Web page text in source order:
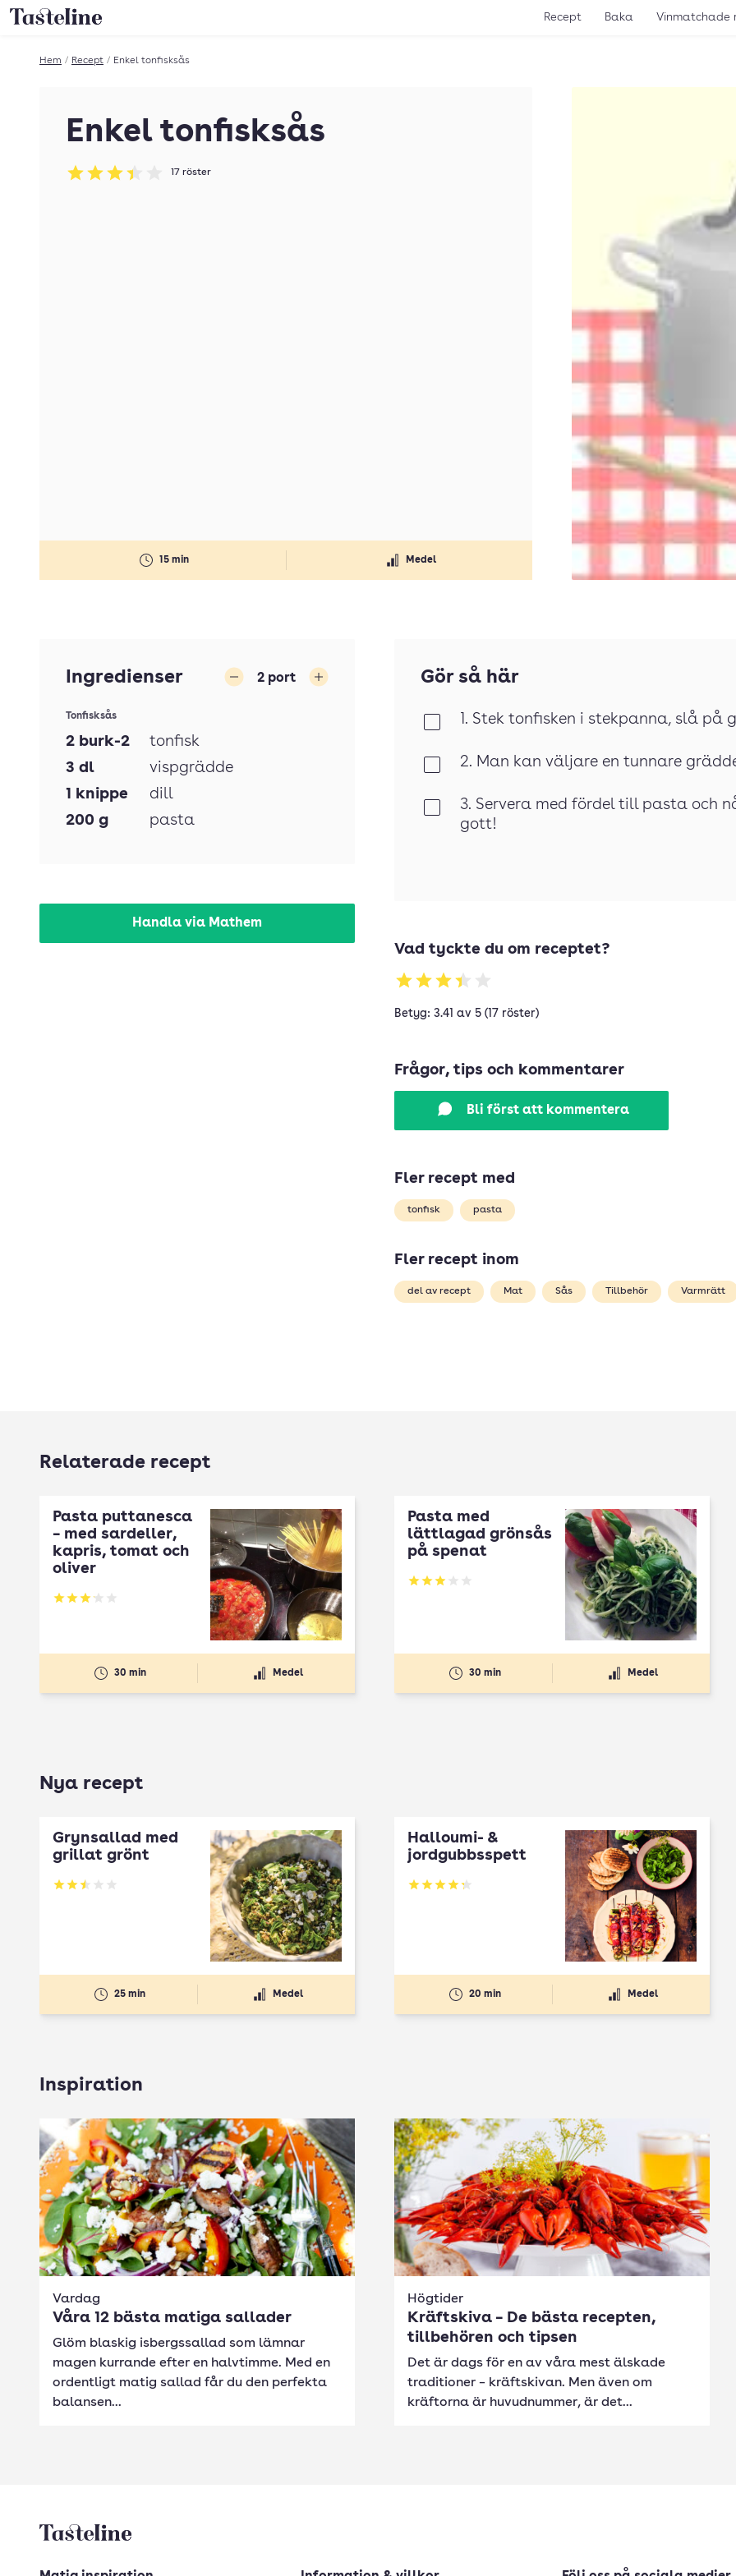
Till Tastelines startsida Recept Baka Vinmatchade
Hem / Recept / Enkel tonfisksås
Enkel tonfisksås
Betyg: 3.41 av 5
17 röster
15 min Medel
Ingredienser 2 port
Tonfisksås
2 burk-2
tonfisk
3 dl
vispgrädde
1 knippe
dill
200 g pasta
Handla via Mathem
Gör så här
1. Stek tonfisken i stekpanna, slå på
2. Man kan väljare en tunnare
3. Servera med fördel till pasta och
gott!
Vad tyckte du om receptet?
Betyg: 3.41 av 5 (17 röster)
Frågor, tips och kommentarer
Bli först att kommentera
Fler recept med
tonfisk pasta
Fler recept inom
del av recept Mat Sås Tillbehör Varmrätt
Relaterade recept
Pasta puttanesca
– med sardeller,
kapris, tomat och
oliver
Betyg: 3.16 av 5
30 min Medel
Pasta med
lättlagad grönsås
på spenat
Betyg: 2.97 av 5
30 min Medel
Nya recept
Grynsallad med
grillat grönt
Betyg: 2.5 av 5
25 min Medel
Halloumi- &
jordgubbsspett
Betyg: 4.3 av 5
20 min Medel
Inspiration
Vardag
Våra 12 bästa matiga sallader
Glöm blaskig isbergssallad som lämnar
magen kurrande efter en halvtimme. Med en
ordentligt matig sallad får du den perfekta
balansen...
Högtider
Kräftskiva – De bästa recepten,
tillbehören och tipsen
Det är dags för en av våra mest älskade
traditioner – kräftskivan. Men även om
kräftorna är huvudnummer, är det...
Tasteline startsida